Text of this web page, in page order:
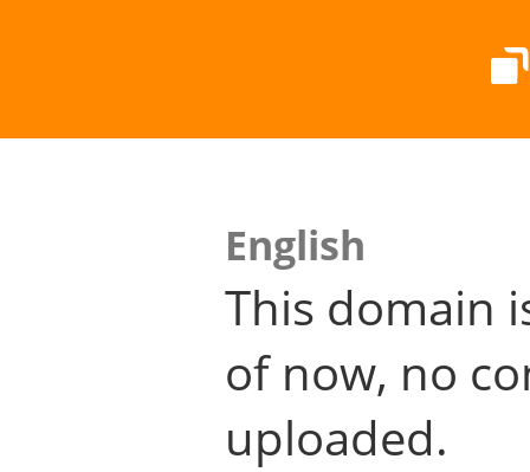
English
This domain
of now, no
uploaded.